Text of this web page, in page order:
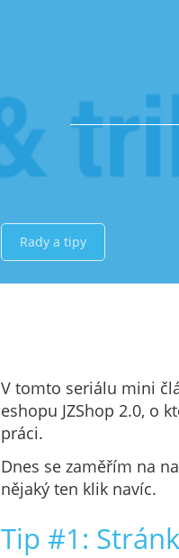
Rady a tipy
V tomto seriálu mini
eshopu JZShop 2.0, o
práci.
Dnes se zaměřím na
nějaký ten klik navíc.
Tip #1: